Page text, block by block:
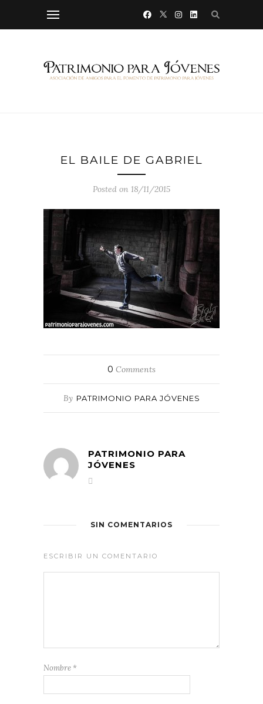
EL BAILE DE GABRIEL
Posted on 18/11/2015
0 Comments
By PATRIMONIO PARA JÓVENES
PATRIMONIO PARA
JÓVENES
SIN COMENTARIOS
ESCRIBIR UN COMENTARIO
Nombre *